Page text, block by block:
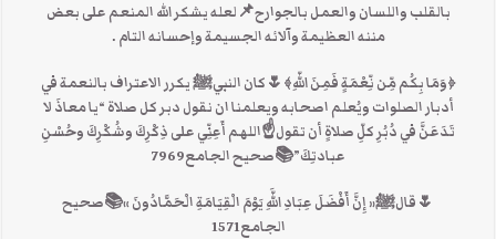
بالقلب واللسان والعمل بالجوارح📌لعله يشكر الله المنعم على بعض
مننه العظيمة وآلائه الجسيمة وإحسانه التام .
﴿وَمَا بِكُم مِّن نِّعْمَةٍ فَمِنَ اللّهِ﴾🌷كان النبيﷺ يكرر الاعتراف بالنعمة في
أدبار الصلوات ويُعلم اصحابه ويعلمنا ان نقول دبر كل صلاة “يا معاذَ لا
تَدَعَنَّ في دُبُرِ كلِّ صلاةٍ أن تقول☝اللهم أَعِنِّي على ذِكْرِكَ وشُكْرِكَ وحُسْنِ
عبادتِكَ”📚صحيح الجامع7969
🌷قالﷺ« إِنَّ أَفْضَلَ عِبَادِ اللَّهِ يَوْمَ الْقِيَامَةِ الْحَمَّادُونَ »📚صحيح
الجامع1571